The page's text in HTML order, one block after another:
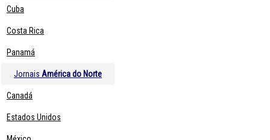
Cuba
Costa Rica
Panamá
Jornais América do Norte
Canadá
Estados Unidos